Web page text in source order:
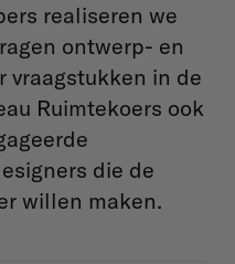
realiseren we
ontwerp- en
vraagstukken in de
Ruimtekoers ook
die de
willen maken.